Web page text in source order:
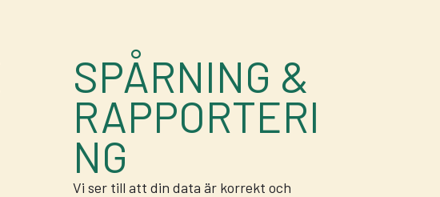
SPÅRNING &
RAPPORTERI
NG
Vi ser till att din data är korrekt och